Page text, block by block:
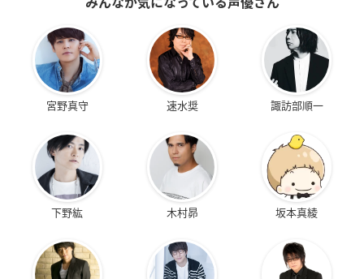
みんなが気になっている声優さん
宮野真守 速水奨 諏訪部順一
下野紘 木村昴 坂本真綾